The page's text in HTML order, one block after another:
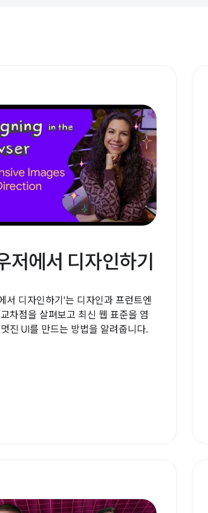
저에서 디자인하기
서 디자인하기'는 디자인과 프런트엔
차점을 살펴보고 최신 웹 표준을 염
진 UI를 만드는 방법을 알려줍니다.